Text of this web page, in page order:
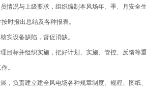
情况与上级要求，组织编制本风场年、季、月安全
时报出总结及各种报表。
实设备缺陷，督促消缺。
目标并组织实施，把好计划、实施、管控、反馈等
。
，负责建立建全风电场各种规章制度、规程、图纸